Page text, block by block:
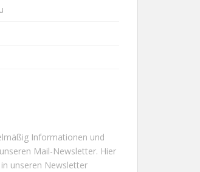
Informationen und
Mail-Newsletter. Hier
unseren Newsletter